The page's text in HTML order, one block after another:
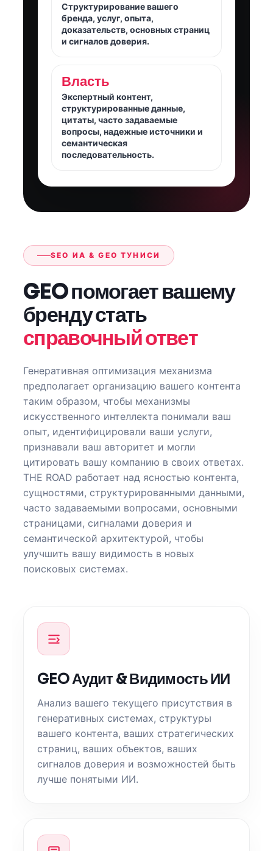
Структурирование вашего
бренда, услуг, опыта,
доказательств, основных страниц
и сигналов доверия.
Власть
Экспертный контент,
структурированные данные,
цитаты, часто задаваемые
вопросы, надежные источники и
семантическая
последовательность.
SEO ИА & GEO ТУНИСИ
GEO помогает вашему
бренду стать
справочный ответ
Генеративная оптимизация механизма
предполагает организацию вашего контента
таким образом, чтобы механизмы
искусственного интеллекта понимали ваш
опыт, идентифицировали ваши услуги,
признавали ваш авторитет и могли
цитировать вашу компанию в своих ответах.
THE ROAD работает над ясностью контента,
сущностями, структурированными данными,
часто задаваемыми вопросами, основными
страницами, сигналами доверия и
семантической архитектурой, чтобы
улучшить вашу видимость в новых
поисковых системах.
GEO Аудит & Видимость ИИ
Анализ вашего текущего присутствия в
генеративных системах, структуры
вашего контента, ваших стратегических
страниц, ваших объектов, ваших
сигналов доверия и возможностей быть
лучше понятыми ИИ.